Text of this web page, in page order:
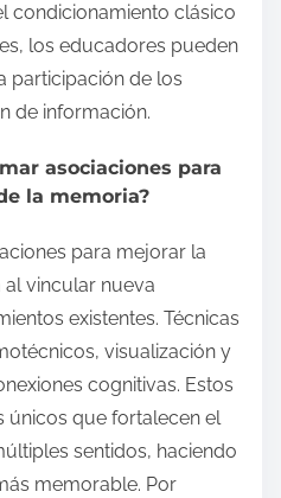
condicionamiento clásico
los educadores pueden
participación de los
de información.
asociaciones para
la memoria?
para mejorar la
vincular nueva
existentes. Técnicas
visualización y
cognitivas. Estos
únicos que fortalecen el
sentidos, haciendo
memorable. Por